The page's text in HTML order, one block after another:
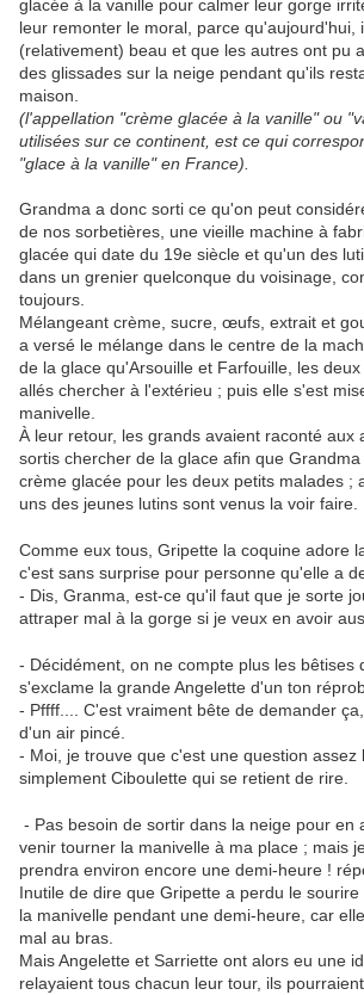
glacée à la vanille pour calmer leur gorge
leur remonter le moral, parce qu'aujourd'hui,
(relativement) beau et que les autres ont pu
des glissades sur la neige pendant qu'ils
maison.
(l'appellation "crème glacée à la vanille" ou
utilisées sur ce continent, est ce qui
"glace à la vanille" en France).
Grandma a donc sorti ce qu'on peut
de nos sorbetières, une vieille machine à
glacée qui date du 19e siècle et qu'un des
dans un grenier quelconque du voisinage,
toujours.
Mélangeant crème, sucre, œufs, extrait et
a versé le mélange dans le centre de la
de la glace qu'Arsouille et Farfouille, les
allés chercher à l'extérieu ; puis elle s'est
manivelle.
À leur retour, les grands avaient raconté aux
sortis chercher de la glace afin que
crème glacée pour les deux petits malades ;
uns des jeunes lutins sont venus la voir faire.
Comme eux tous, Gripette la coquine adore
c'est sans surprise pour personne qu'elle a
- Dis, Granma, est-ce qu'il faut que je sorte
attraper mal à la gorge si je veux en avoir
- Décidément, on ne compte plus les bêtises
s'exclame la grande Angelette d'un ton
- Pffff.... C'est vraiment bête de demander
d'un air pincé.
- Moi, je trouve que c'est une question assez
simplement Ciboulette qui se retient de rire.
- Pas besoin de sortir dans la neige pour en
venir tourner la manivelle à ma place ; mais
prendra environ encore une demi-heure !
Inutile de dire que Gripette a perdu le
la manivelle pendant une demi-heure, car
mal au bras.
Mais Angelette et Sarriette ont alors eu une
relayaient tous chacun leur tour, ils